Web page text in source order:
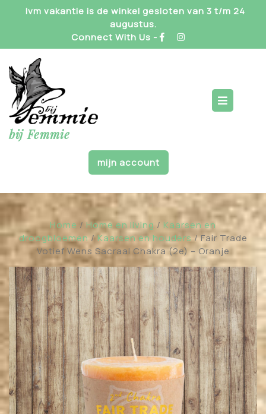
Ivm vakantie is de winkel gesloten van 3 t/m 24
augustus.
Connect With Us -
bij Femmie
mijn account
Home /Home en living / Kaarsen en
droogbloemen/Kaarsen en houders/ Fair Trade
Votief Wens Sacraal Chakra (2e) – Oranje